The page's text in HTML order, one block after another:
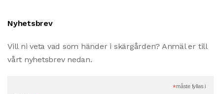
Nyhetsbrev
Vill ni veta vad som händer i skärgården? Anmäl er till
vårt nyhetsbrev nedan.
*måste fyllas i